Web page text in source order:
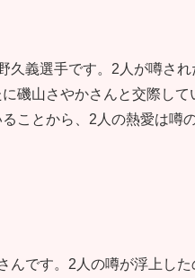
久義選手です。2人が噂さ
磯山さやかさんと交際し
ことから、2人の熱愛は噂
んです。2人の噂が浮上し